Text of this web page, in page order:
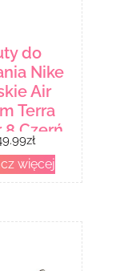
do
Nike
Air
Terra
8 Czerń
zł
więcej